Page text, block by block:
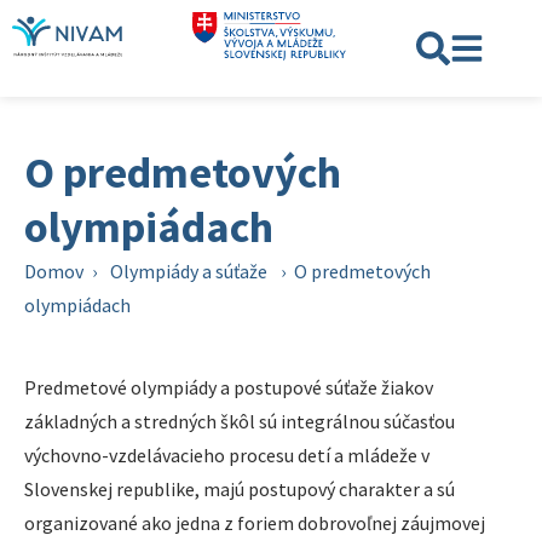
O predmetových
olympiádach
Domov › Olympiády a súťaže › O predmetových
olympiádach
Predmetové olympiády a postupové súťaže žiakov
základných a stredných škôl sú integrálnou súčasťou
výchovno-vzdelávacieho procesu detí a mládeže v
Slovenskej republike, majú postupový charakter a sú
organizované ako jedna z foriem dobrovoľnej záujmovej